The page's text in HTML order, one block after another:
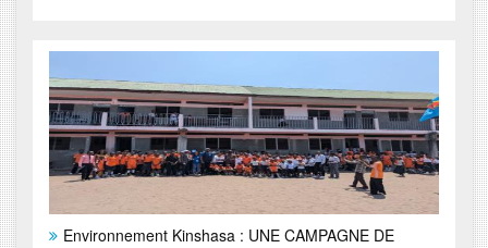
Environnement Kinshasa : UNE CAMPAGNE DE